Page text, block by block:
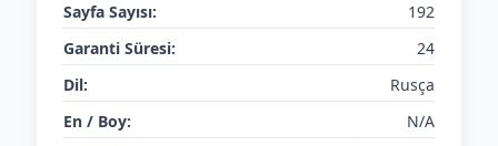
Sayfa Sayısı:
192
Garanti Süresi:
24
Dil:
Rusça
En / Boy:
N/A